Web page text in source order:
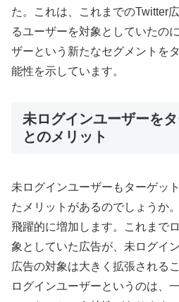
た。これは、これまでのTwitter
るユーザーを対象としていたの
ザーという新たなセグメントを
能性を示しています。
未ログインユーザーを
とのメリット
未ログインユーザーもターゲッ
たメリットがあるのでしょうか
飛躍的に増加します。これまで
象としていた広告が、未ログイ
広告の対象は大きく拡張される
ログインユーザーというのは、